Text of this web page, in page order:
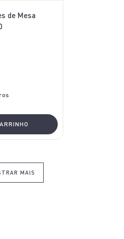
de Mesa
MAIS